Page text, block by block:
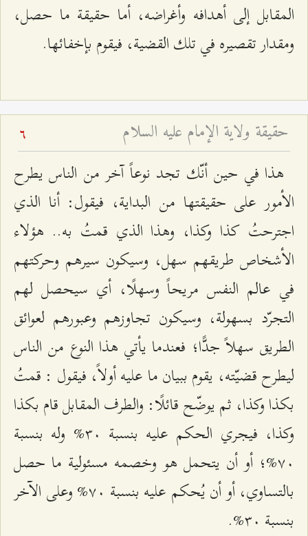
المقابل إلى أهدافه وأغراضه، أما حقيقة ما حصل،
ومقدار تقصيره في تلك القضية، فيقوم بإخفائها.
حقيقة ولاية الإمام عليه السلام 6
هذا في حين أنّك تجد نوعاً آخر من الناس يطرح
الأمور على حقيقتها من البداية، فيقول: أنا الذي
اجترحتُ كذا وكذا، وهذا الذي قمتُ به.. هؤلاء
الأشخاص طريقهم سهل، وسيكون سيرهم وحركتهم
في عالم النفس مريحاً وسهلًا، أي سيحصل لهم
التجرّد بسهولة، وسيكون تجاوزهم وعبورهم لعوائق
الطريق سهلاً جدًّا؛ فعندما يأتي هذا النوع من الناس
ليطرح قضيّته، يقوم ببيان ما عليه أولاً، فيقول : قمتُ
بكذا وكذا، ثم يوضّح قائلًا: والطرف المقابل قام بكذا
وكذا، فيجري الحكم عليه بنسبة ٣۰% وله بنسبة
۷۰%؛ أو أن يتحمل هو وخصمه مسئولية ما حصل
بالتساوي، أو أن يُحكم عليه بنسبة ۷۰% وعلى الآخر
بنسبة ٣۰%.